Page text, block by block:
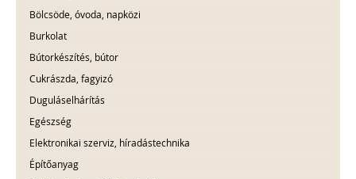
Bölcsöde, óvoda, napközi
Burkolat
Bútorkészítés, bútor
Cukrászda, fagyizó
Duguláselhárítás
Egészség
Elektronikai szerviz, híradástechnika
Építőanyag